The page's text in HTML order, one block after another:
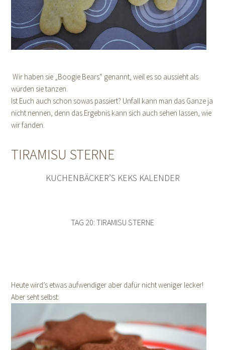
Wir haben sie „Boogie Bears“ genannt, weil es so aussieht als
würden sie tanzen.
Ist Euch auch schon sowas passiert? Unfall kann man das Ganze ja
nicht nennen, denn das Ergebnis kann sich auch sehen lassen, wie
wir fanden.
TIRAMISU STERNE
KUCHENBÄCKER’S KEKS KALENDER
TAG 20: TIRAMISU STERNE
Heute wird’s etwas aufwendiger aber dafür nicht weniger lecker!
Aber seht selbst: